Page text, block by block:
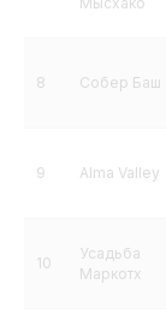
8 Собер Баш
9 Alma Valley
10
Усадьба
Маркотх